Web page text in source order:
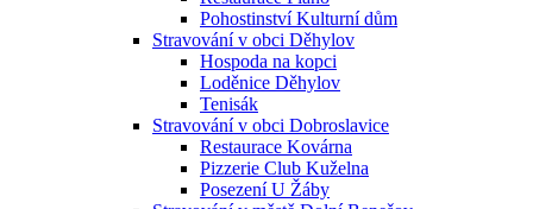
Pohostinství Kulturní dům
Stravování v obci Děhylov
Hospoda na kopci
Loděnice Děhylov
Tenisák
Stravování v obci Dobroslavice
Restaurace Kovárna
Pizzerie Club Kuželna
Posezení U Žáby